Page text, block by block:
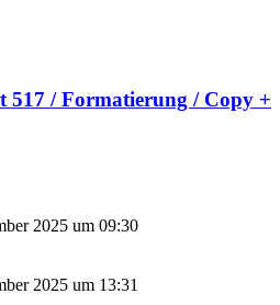
517 / Formatierung / Copy +
2025 um 09:30
2025 um 13:31